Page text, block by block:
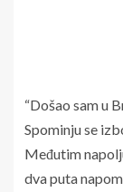
“Došao sam u
Spominju se
Međutim
dva puta